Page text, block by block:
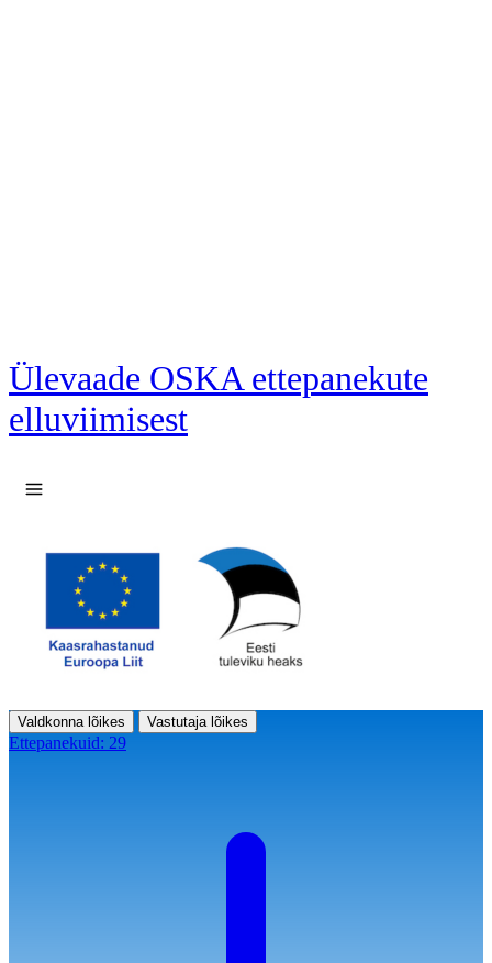
Ülevaade OSKA ettepanekute
elluviimisest
Ava menüü
Valdkonna lõikes Vastutaja lõikes
Ettepanekuid: 29